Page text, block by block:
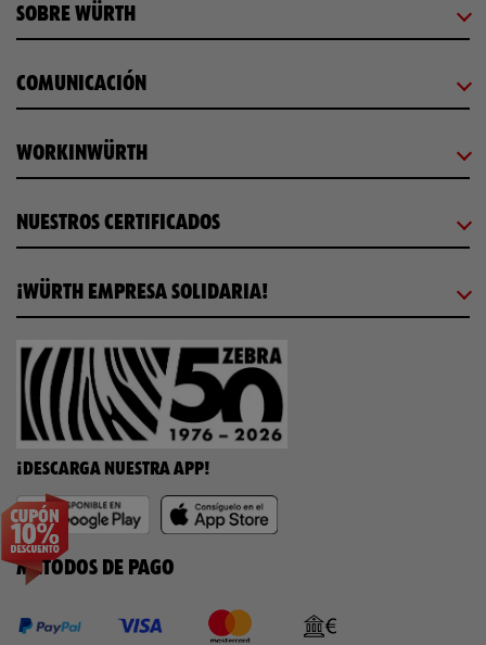
SOBRE WÜRTH
COMUNICACIÓN
WORKINWÜRTH
NUESTROS CERTIFICADOS
¡WÜRTH EMPRESA SOLIDARIA!
¡DESCARGA NUESTRA APP!
MÉTODOS DE PAGO